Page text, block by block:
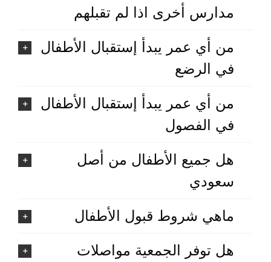
مدارس أخرى اذا لم تقبلهم
من أي عمر يبدأ إستقبال الأطفال
في الرضع
من أي عمر يبدأ إستقبال الأطفال
في الفصول
هل جميع الأطفال من أصل
سعودي
ماهي شروط قبول الأطفال
هل توفر الجمعية مواصلات